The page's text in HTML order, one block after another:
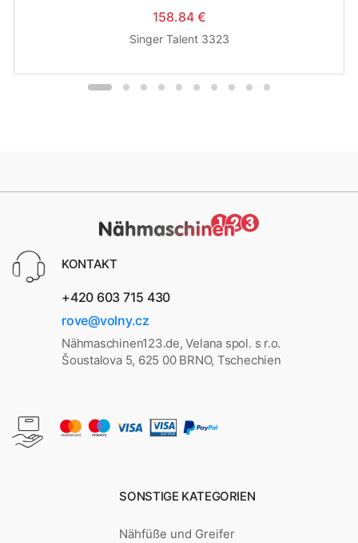
158.84 €
Singer Talent 3323
KONTAKT
+420 603 715 430
rove@volny.cz
Nähmaschinen123.de, Velana spol. s r.o.
Šoustalova 5, 625 00 BRNO, Tschechien
SONSTIGE KATEGORIEN
Nähfüße und Greifer